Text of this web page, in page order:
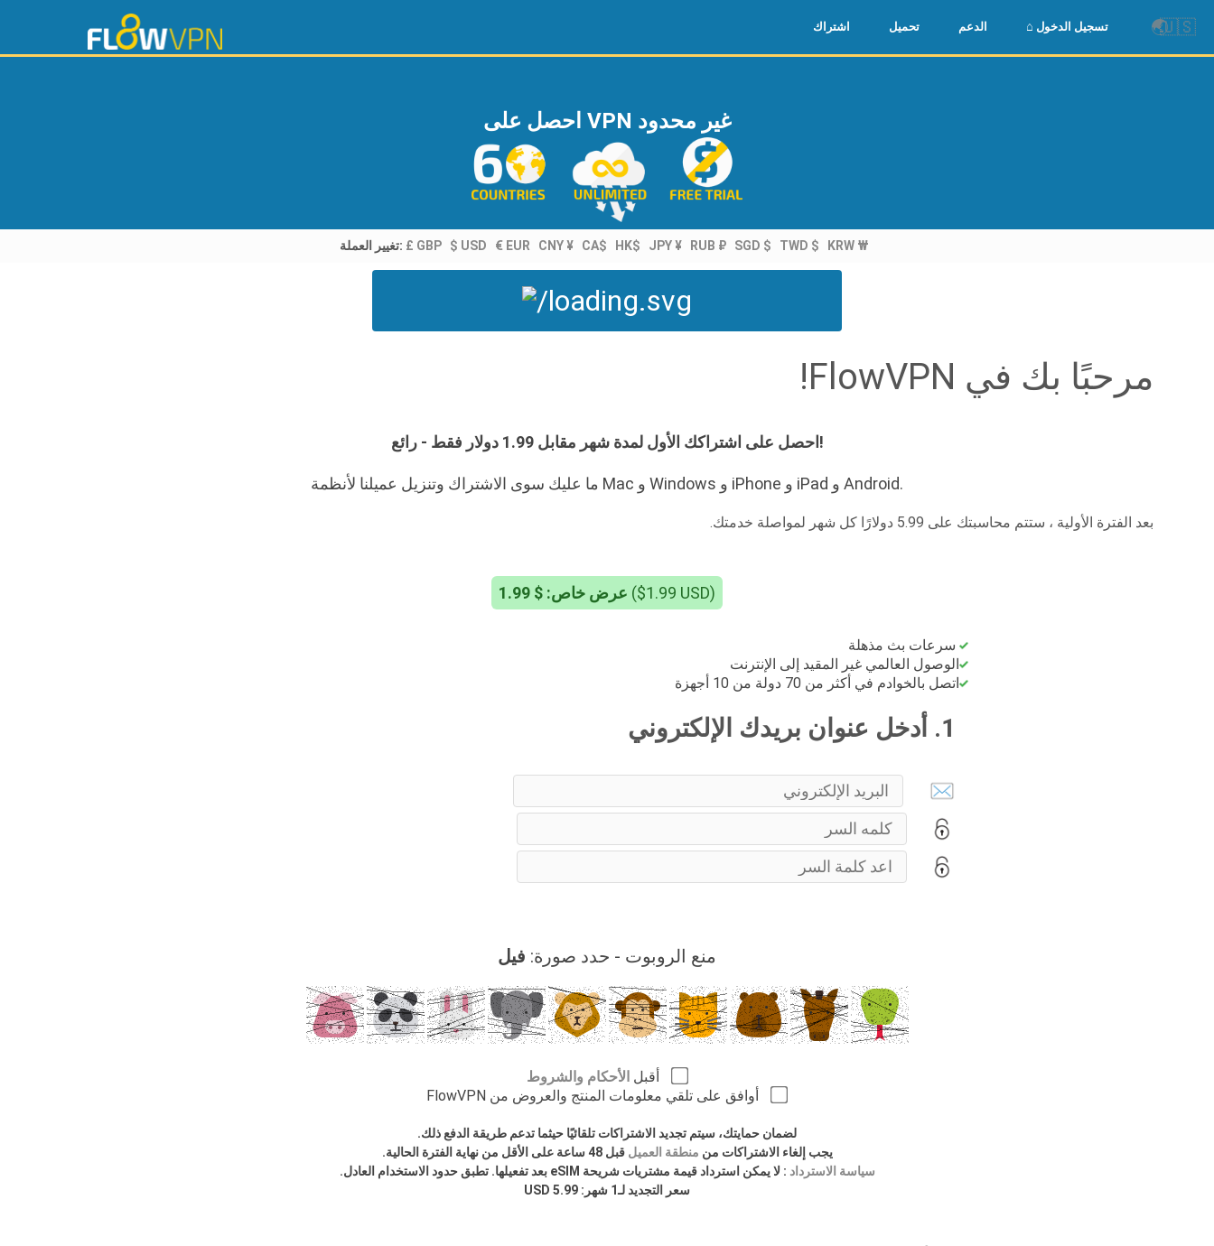
🌏🇺🇸 اشتراك تحميل الدعم ⌂ تسجيل الدخول
احصل على VPN غير محدود
تغيير العملة: £ GBP $ USD € EUR CNY ¥ CA$ HK$ JPY ¥ RUB ₽ SGD $ TWD $ KRW ₩
مرحبًا بك في FlowVPN!
احصل على اشتراكك الأول لمدة شهر مقابل 1.99 دولار فقط - رائع!
ما عليك سوى الاشتراك وتنزيل عميلنا لأنظمة Mac و Windows و iPhone و iPad و Android.
بعد الفترة الأولية ، ستتم محاسبتك على 5.99 دولارًا كل شهر لمواصلة خدمتك.
عرض خاص: $ 1.99 ($1.99 USD)
سرعات بث مذهلة
الوصول العالمي غير المقيد إلى الإنترنت
اتصل بالخوادم في أكثر من 70 دولة من 10 أجهزة
1. أدخل عنوان بريدك الإلكتروني
منع الروبوت - حدد صورة: فيل
أقبل الأحكام والشروط
أوافق على تلقي معلومات المنتج والعروض من FlowVPN
لضمان حمايتك، سيتم تجديد الاشتراكات تلقائيًا حيثما تدعم طريقة الدفع ذلك.
يجب إلغاء الاشتراكات من منطقة العميل قبل 48 ساعة على الأقل من نهاية الفترة الحالية.
سياسة الاسترداد : لا يمكن استرداد قيمة مشتريات شريحة eSIM بعد تفعيلها. تطبق حدود الاستخدام العادل.
سعر التجديد لـ1 شهر: 5.99 USD